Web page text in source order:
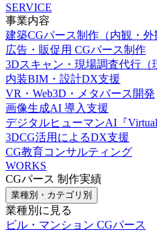
SERVICE
事業内容
建築CGパース制作（内観・外
広告・販促用 CGパース制作
3Dスキャン・現場調査代行（
内装BIM・設計DX支援
VR・Web3D・メタバース開発
画像生成AI 導入支援
デジタルヒューマンAI『Virtual
3DCG活用によるDX支援
CG教育コンサルティング
WORKS
CGパース 制作実績
業種別・カテゴリ別
業種別に見る
ビル・マンション CGパース